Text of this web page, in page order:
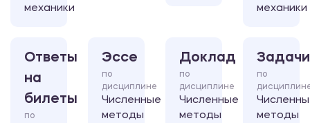
механики
механики
Ответы
на
билеты
по
Эссе
по
дисциплине
Численные
методы
Доклад
по
дисциплине
Численные
методы
Задачи
по
методы